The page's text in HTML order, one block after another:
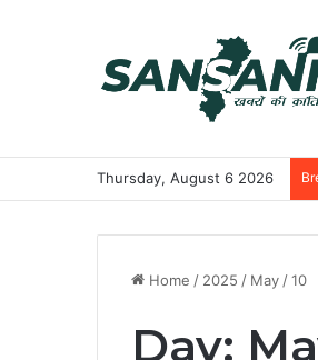
Thursday, August 6 2026
Home / 2025 / May /10
Day: